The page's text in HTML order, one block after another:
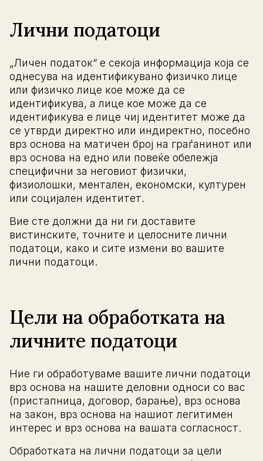
Лични податоци
„Личен податок“ е секоја информација која се
однесува на идентификувано физичко лице
или физичко лице кое може да се
идентификува, а лице кое може да се
идентификува е лице чиј идентитет може да
се утврди директно или индиректно, посебно
врз основа на матичен број на граѓанинот или
врз основа на едно или повеќе обележја
специфични за неговиот физички,
физиолошки, ментален, економски, културен
или социјален идентитет.
Вие сте должни да ни ги доставите
вистинските, точните и целосните лични
податоци, како и сите измени во вашите
лични податоци.
Цели на обработката на
личните податоци
Ние ги обработуваме вашите лични податоци
врз основа на нашите деловни односи со вас
(пристапница, договор, барање), врз основа
на закон, врз основа на нашиот легитимен
интерес и врз основа на вашата согласност.
Обработката на лични податоци за цели